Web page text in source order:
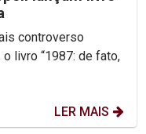
controverso
livro “1987: de fato,
LER MAIS